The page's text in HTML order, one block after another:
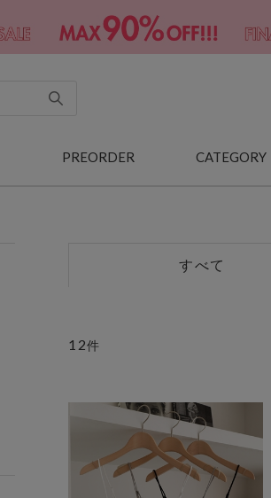
PREORDER CATEGORY
すべて
12件